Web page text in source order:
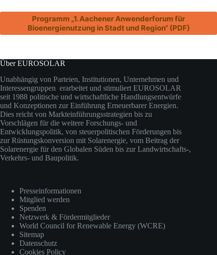
Programm „1. Aachener Anwenderforum für
Bioenergienutzung in Stadt und Region“ (PDF)
Über EUROSOLAR
Unabhängig von Parteien, Institutionen, Unternehmen und
Interessengruppen erarbeitet und stimuliert EUROSOLAR
seit 1988 politische und wirtschaftliche Handlungsentwürfe
und Konzeptionen zur Einführung Erneuerbarer Energien.
Dies reicht von Markteinführungsstrategien bis zu
Vorschlägen für die weitere Forschungs- und
Entwicklungspolitik, von steuerpolitischen Förderungen bis
zur Rüstungskonversion mit Solarenergie, vom Beitrag der
Solarenergie für den Globalen Süden bis zur Landwirtschafts-,
Verkehrs- und Baupolitik.
Presseinformationen
Mitglied werden
Spenden
Netzwerk & Fördermitglieder
World Council for Renewable Energy (WCRE)
Sitemap
Datenschutz
Cookies Policy